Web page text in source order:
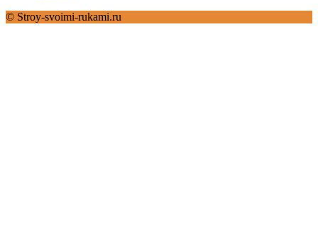
© Stroy-svoimi-rukami.ru